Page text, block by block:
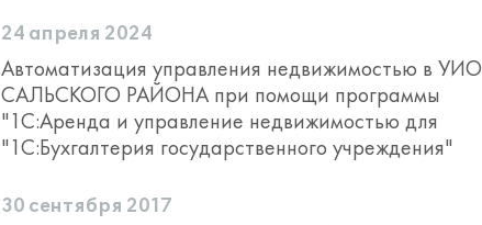
24 апреля 2024
Автоматизация управления недвижимостью в УИО
САЛЬСКОГО РАЙОНА при помощи программы
"1С:Аренда и управление недвижимостью для
"1С:Бухгалтерия государственного учреждения"
30 сентября 2017